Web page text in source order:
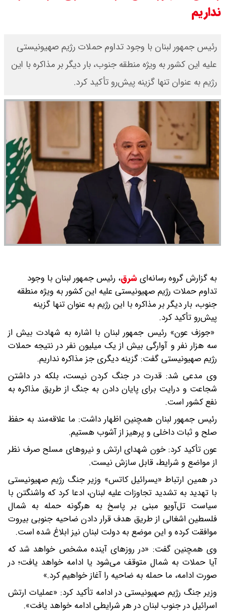
قیمت طلا ۱۸ عیار امروز جمعه ۱۶ مرداد
۱۴۰۵ اعلام شد/ طلا بر مدار صعود
/ نفت صعودی شد + جدول
نداریم
رئیس جمهور لبنان با وجود تداوم حملات رژیم صهیونیستی
علیه این کشور به ویژه منطقه جنوب، بار دیگر بر مذاکره با این
رژیم به عنوان تنها گزینه پیش‌رو تأکید کرد.
به گزارش گروه رسانه‌ایشرق، رئیس جمهور لبنان با وجود
تداوم حملات رژیم صهیونیستی علیه این کشور به ویژه منطقه
جنوب، بار دیگر بر مذاکره با این رژیم به عنوان تنها گزینه
پیش‌رو تأکید کرد.
«جوزف عون» رئیس جمهور لبنان با اشاره به شهادت بیش از
سه هزار نفر و آوارگی بیش از یک میلیون نفر در نتیجه حملات
رژیم صهیونیستی گفت: گزینه دیگری جز مذاکره نداریم.
وی مدعی شد: قدرت در جنگ کردن نیست، بلکه در داشتن
شجاعت و درایت برای پایان دادن به جنگ از طریق مذاکره به
نفع کشور است.
رئیس جمهور لبنان همچنین اظهار داشت: ما علاقه‌مند به حفظ
صلح و ثبات داخلی و پرهیز از آشوب هستیم.
عون تأکید کرد: خون شهدای ارتش و نیروهای مسلح صرف نظر
از مواضع و شرایط، قابل سازش نیست.
در همین ارتباط «یسرائیل کاتس» وزیر جنگ رژیم صهیونیستی
با تهدید به تشدید تجاوزات علیه لبنان، ادعا کرد که واشنگتن با
سیاست تل‌آویو مبنی بر پاسخ به هرگونه حمله به شمال
فلسطین اشغالی از طریق هدف قرار دادن ضاحیه جنوبی بیروت
موافقت کرده و این موضع به دولت لبنان نیز ابلاغ شده است.
وی همچنین گفت: «در روزهای آینده مشخص خواهد شد که
آیا حملات به شمال متوقف می‌شود یا ادامه خواهد یافت؛ در
صورت ادامه، ما حمله به ضاحیه را آغاز خواهیم کرد.»
وزیر جنگ رژیم صهیونیستی در ادامه تأکید کرد: «عملیات ارتش
اسرائیل در جنوب لبنان در هر شرایطی ادامه خواهد یافت».